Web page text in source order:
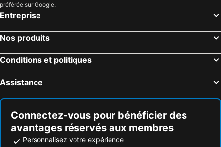
préférée sur Google.
Entreprise
Nos produits
Conditions et politiques
Assistance
Connectez-vous pour bénéficier des
avantages réservés aux membres
Personnalisez votre expérience